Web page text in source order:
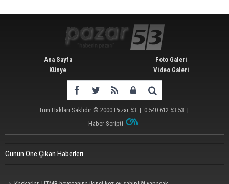
Ana Sayfa
Künye
Foto Galeri
Video Galeri
Tüm Hakları Saklıdır © 2000 Pazar 53 | 0 540 612 53 53 |
Haber Scripti
Günün Öne Çıkan Haberleri